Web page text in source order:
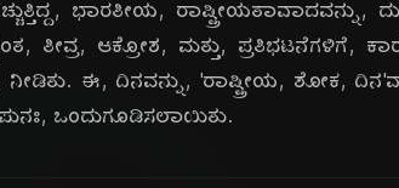
ಭಾರತೀಯ, ರಾಷ್ಟ್ರೀಯತಾವಾದವನ್ನು,
ತೀವ್ರ, ಆಕ್ರೋಶ, ಮತ್ತು, ಪ್ರತಿಭಟನೆಗಳಿಗೆ,
ನೀಡಿತು. ಈ, ದಿನವನ್ನು, 'ರಾಷ್ಟ್ರೀಯ, ಶೋಕ,
ಒಂದುಗೂಡಿಸಲಾಯಿತು.